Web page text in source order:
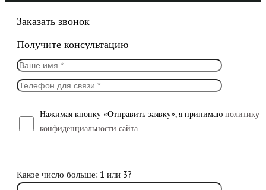
Заказать звонок
Получите консультацию
Нажимая кнопку «Отправить заявку», я принимаю политику
конфиденциальности сайта
Какое число больше: 1 или 3?